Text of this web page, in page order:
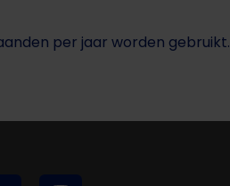
per jaar worden gebruikt.